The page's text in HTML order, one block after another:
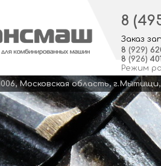
8
Заказ
8 (929)
8 (926)
Режим
Московская область,